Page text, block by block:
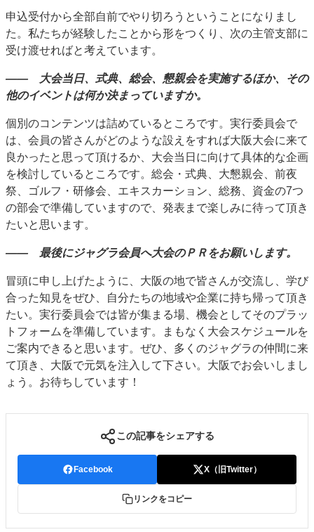
申込受付から全部自前でやり切ろうということになりまし
た。私たちが経験したことから形をつくり、次の主管支部に
受け渡せればと考えています。
―― 大会当日、式典、総会、懇親会を実施するほか、その
他のイベントは何か決まっていますか。
個別のコンテンツは詰めているところです。実行委員会で
は、会員の皆さんがどのような設えをすれば大阪大会に来て
良かったと思って頂けるか、大会当日に向けて具体的な企画
を検討しているところです。総会・式典、大懇親会、前夜
祭、ゴルフ・研修会、エキスカーション、総務、資金の7つ
の部会で準備していますので、発表まで楽しみに待って頂き
たいと思います。
―― 最後にジャグラ会員へ大会のＰＲをお願いします。
冒頭に申し上げたように、大阪の地で皆さんが交流し、学び
合った知見をぜひ、自分たちの地域や企業に持ち帰って頂き
たい。実行委員会では皆が集まる場、機会としてそのプラッ
トフォームを準備しています。まもなく大会スケジュールを
ご案内できると思います。ぜひ、多くのジャグラの仲間に来
て頂き、大阪で元気を注入して下さい。大阪でお会いしまし
ょう。お待ちしています！
この記事をシェアする
Facebook X（旧Twitter）
リンクをコピー